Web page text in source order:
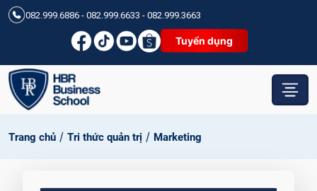
082.999.6886 - 082.999.6633 - 082.999.3663
Tuyển dụng
Trang chủ / Tri thức quản trị / Marketing